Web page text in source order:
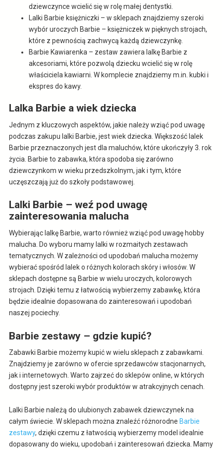
dziewczynce wcielić się w rolę małej dentystki.
Lalki Barbie księżniczki – w sklepach znajdziemy szeroki
wybór uroczych Barbie – księżniczek w pięknych strojach,
które z pewnością zachwycą każdą dziewczynkę.
Barbie Kawiarenka – zestaw zawiera lalkę Barbie z
akcesoriami, które pozwolą dziecku wcielić się w rolę
właściciela kawiarni. W komplecie znajdziemy m.in. kubki i
ekspres do kawy.
Lalka Barbie a wiek dziecka
Jednym z kluczowych aspektów, jakie należy wziąć pod uwagę
podczas zakupu lalki Barbie, jest wiek dziecka. Większość lalek
Barbie przeznaczonych jest dla maluchów, które ukończyły 3. rok
życia. Barbie to zabawka, która spodoba się zarówno
dziewczynkom w wieku przedszkolnym, jak i tym, które
uczęszczają już do szkoły podstawowej.
Lalki Barbie – weź pod uwagę
zainteresowania malucha
Wybierając lalkę Barbie, warto również wziąć pod uwagę hobby
malucha. Do wyboru mamy lalki w rozmaitych zestawach
tematycznych. W zależności od upodobań malucha możemy
wybierać spośród lalek o różnych kolorach skóry i włosów. W
sklepach dostępne są Barbie w wielu uroczych, kolorowych
strojach. Dzięki temu z łatwością wybierzemy zabawkę, która
będzie idealnie dopasowana do zainteresowań i upodobań
naszej pociechy.
Barbie zestawy – gdzie kupić?
Zabawki Barbie możemy kupić w wielu sklepach z zabawkami.
Znajdziemy je zarówno w ofercie sprzedawców stacjonarnych,
jak i internetowych. Warto zajrzeć do sklepów online, w których
dostępny jest szeroki wybór produktów w atrakcyjnych cenach.
Lalki Barbie należą do ulubionych zabawek dziewczynek na
całym świecie. W sklepach można znaleźć różnorodne Barbie
zestawy, dzięki czemu z łatwością wybierzemy model idealnie
dopasowany do wieku, upodobań i zainteresowań dziecka. Mamy